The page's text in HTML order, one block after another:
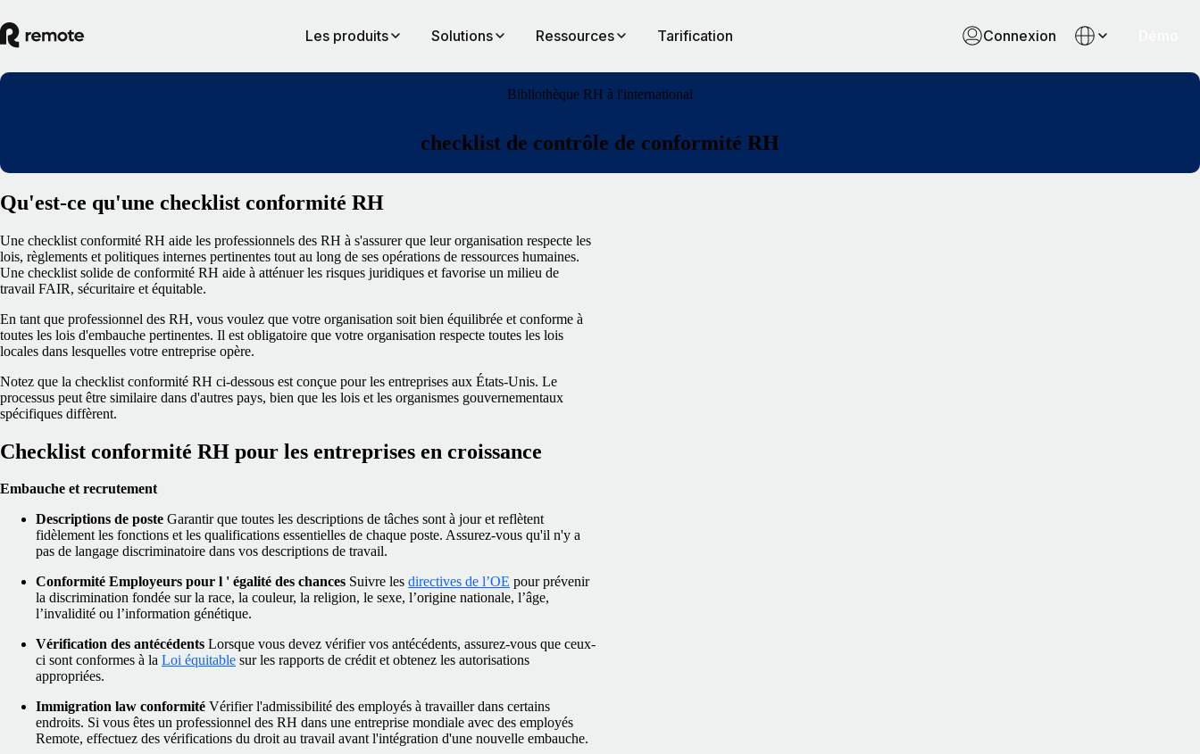
Les produits Solutions Ressources Tarification Connexion
Bibliothèque RH à l'international
checklist de contrôle de conformité RH
Qu'est-ce qu'une checklist conformité RH
Une checklist conformité RH aide les professionnels des RH à s'assurer que leur organisation respecte les
lois, règlements et politiques internes pertinentes tout au long de ses opérations de ressources humaines.
Une checklist solide de conformité RH aide à atténuer les risques juridiques et favorise un milieu de
travail FAIR, sécuritaire et équitable.
En tant que professionnel des RH, vous voulez que votre organisation soit bien équilibrée et conforme à
toutes les lois d'embauche pertinentes. Il est obligatoire que votre organisation respecte toutes les lois
locales dans lesquelles votre entreprise opère.
Notez que la checklist conformité RH ci-dessous est conçue pour les entreprises aux États-Unis. Le
processus peut être similaire dans d'autres pays, bien que les lois et les organismes gouvernementaux
spécifiques diffèrent.
Checklist conformité RH pour les entreprises en croissance
Embauche et recrutement
Descriptions de poste Garantir que toutes les descriptions de tâches sont à jour et reflètent
fidèlement les fonctions et les qualifications essentielles de chaque poste. Assurez-vous qu'il n'y a
pas de langage discriminatoire dans vos descriptions de travail.
Conformité Employeurs pour l ' égalité des chances Suivre les directives de l’OE pour prévenir
la discrimination fondée sur la race, la couleur, la religion, le sexe, l’origine nationale, l’âge,
l’invalidité ou l’information génétique.
Vérification des antécédents Lorsque vous devez vérifier vos antécédents, assurez-vous que ceux-
ci sont conformes à la Loi équitable sur les rapports de crédit et obtenez les autorisations
appropriées.
Immigration law conformité Vérifier l'admissibilité des employés à travailler dans certains
endroits. Si vous êtes un professionnel des RH dans une entreprise mondiale avec des employés
Remote, effectuez des vérifications du droit au travail avant l'intégration d'une nouvelle embauche.